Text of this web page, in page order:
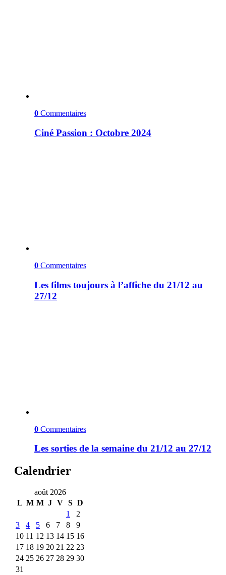
0 Commentaires
Ciné Passion : Octobre 2024
0 Commentaires
Les films toujours à l’affiche du 21/12 au
27/12
0 Commentaires
Les sorties de la semaine du 21/12 au 27/12
Calendrier
août 2026
L M M J V S D
1
2
3
4 5 6 7 8
9
10 11 12 13 14 15 16
17 18 19 20 21 22 23
24 25 26 27 28 29 30
31